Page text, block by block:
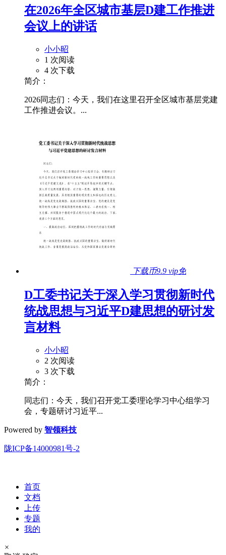
在2026年全区城市基层D建工作推进
会议上的讲话
小小昭
1 次阅读
4 次下载
简介：
2026同志们：今天，我们在这里召开全区城市基层党建
工作推进会议。...
下载币9.9 vip免
D工委书记关于深入学习贯彻新时代
统战思想与习近平D建思想的研讨发
言材料
小小昭
2 次阅读
3 次下载
简介：
同志们：今天，我们召开党工委理论学习中心组学习
会，专题研讨习近平...
Powered by 智领科技
陇ICP备14000981号-2
首页
文档
上传
专题
我的
×